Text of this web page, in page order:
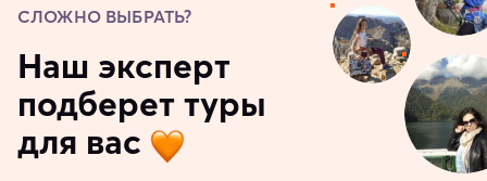
СЛОЖНО ВЫБРАТЬ?
Наш эксперт
подберет туры
для вас